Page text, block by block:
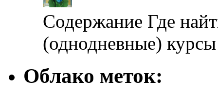
Содержание Где
(однодневные)
Облако меток: